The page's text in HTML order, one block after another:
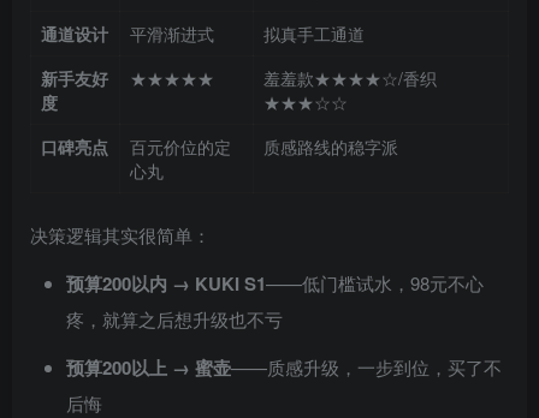
通道设计
平滑渐进式
拟真手工通道
新手友好
度
★★★★★
羞羞款★★★★☆/香织
★★★☆☆
口碑亮点
百元价位的定
心丸
质感路线的稳字派
决策逻辑其实很简单：
预算200以内 → KUKI S1——低门槛试水，98元不心
疼，就算之后想升级也不亏
预算200以上 → 蜜壶——质感升级，一步到位，买了不
后悔